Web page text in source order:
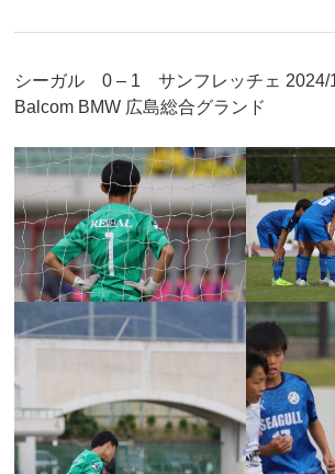
シーガル 0 – 1 サンフレッチェ 2024/
Balcom BMW 広島総合グランド